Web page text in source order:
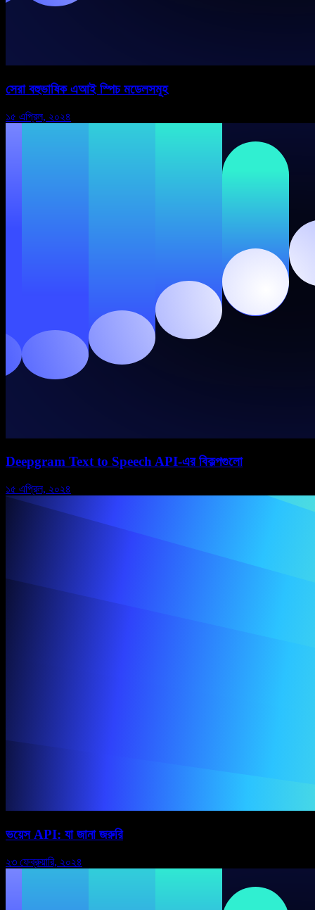
সেরা বহুভাষিক এআই স্পিচ মডেলসমূহ
১৫ এপ্রিল, ২০২৪
Deepgram Text to Speech API-এর বিকল্পগুলো
১৫ এপ্রিল, ২০২৪
ভয়েস API: যা জানা জরুরি
২৩ ফেব্রুয়ারি, ২০২৪